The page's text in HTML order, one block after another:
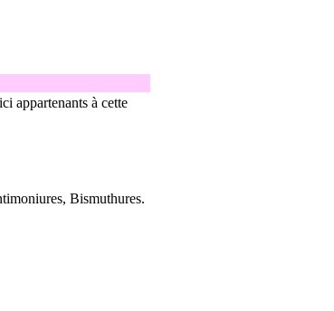
appartenants à cette
Bismuthures.